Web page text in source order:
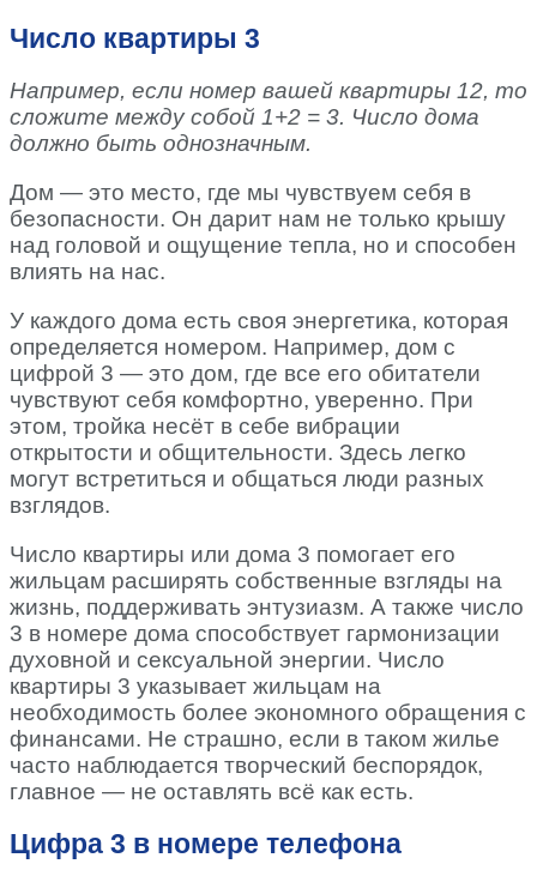
Число квартиры 3
Например, если номер вашей квартиры 12, то
сложите между собой 1+2 = 3. Число дома
должно быть однозначным.
Дом — это место, где мы чувствуем себя в
безопасности. Он дарит нам не только крышу
над головой и ощущение тепла, но и способен
влиять на нас.
У каждого дома есть своя энергетика, которая
определяется номером. Например, дом с
цифрой 3 — это дом, где все его обитатели
чувствуют себя комфортно, уверенно. При
этом, тройка несёт в себе вибрации
открытости и общительности. Здесь легко
могут встретиться и общаться люди разных
взглядов.
Число квартиры или дома 3 помогает его
жильцам расширять собственные взгляды на
жизнь, поддерживать энтузиазм. А также число
3 в номере дома способствует гармонизации
духовной и сексуальной энергии. Число
квартиры 3 указывает жильцам на
необходимость более экономного обращения с
финансами. Не страшно, если в таком жилье
часто наблюдается творческий беспорядок,
главное — не оставлять всё как есть.
Цифра 3 в номере телефона